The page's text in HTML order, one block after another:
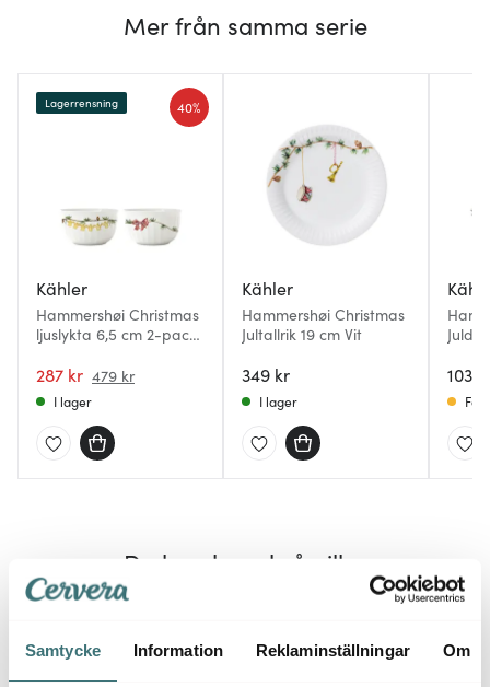
Samtycke Information Reklaminställningar Om
Mer från samma serie
Kähler
Hammershøi Christmas
ljuslykta 6,5 cm 2-pack
287 kr 479 kr
40%
Lagerrensning
I lager
Kähler
Hammershøi Christmas
Jultallrik 19 cm Vit
349 kr
I lager
1039
Få
Du kanske också gillar